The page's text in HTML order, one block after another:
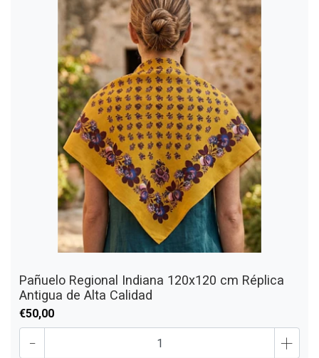
Pañuelo Regional Indiana 120x120 cm Réplica
Antigua de Alta Calidad
€50,00
- +